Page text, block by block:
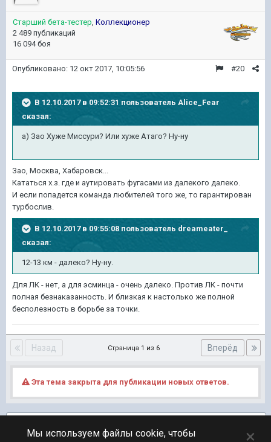
Старший бета-тестер Коллекционер
2 489 публикаций
16 094 боя
#20
Опубликовано: 12 окт 2017, 10:05:56
В 12.10.2017 в 09:52:31 пользователь Alice_Fear
сказал:
а) Зао Хуже Миссури? Или хуже Атаго? Ну-ну
Зао, Москва, Хабаровск...
Кататься х.з. где и аутировать фугасами из далекого далеко.
И если попадется команда любителей того же, то гарантирован
турбослив.
В 12.10.2017 в 09:55:08 пользователь dreameater_
сказал:
12-13 км - далеко? Ну-ну.
Для ЛК - нет, а для эсминца - очень далеко. Против ЛК - почти
полная безнаказанность. И близкая к настолько же полной
бесполезность в борьбе за точки.
Назад Вперёд
Страница 1 из 6
Эта тема закрыта для публикации новых ответов.
Мы используем файлы cookie, чтобы ×